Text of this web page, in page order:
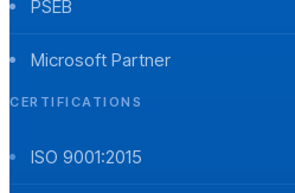
PSEB
Microsoft Partner
CERTIFICATIONS
ISO 9001:2015